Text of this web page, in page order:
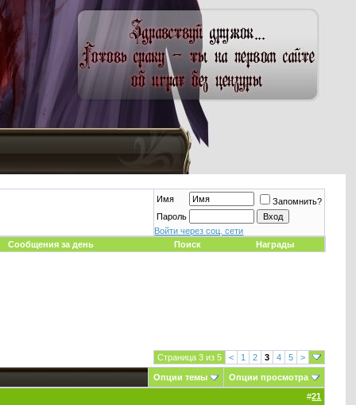
Имя
Запомнить?
Пароль
Войти через соц. сети
Сообщения за день
Поиск Награды
Страница 3 из 5 < 1 2 3 4 5 >
Опции темы
Опции просмотра
#21